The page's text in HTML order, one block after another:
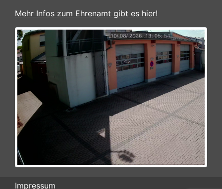
Mehr Infos zum Ehrenamt gibt es hier!
Impressum